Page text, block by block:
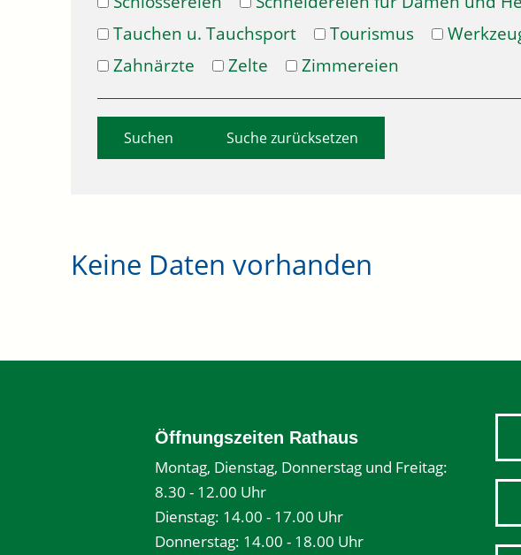
Tauchen u. Tauchsport
Tourismus
Zahnärzte
Zelte Zimmereien
Suche zurücksetzen
Keine Daten vorhanden
Öffnungszeiten Rathaus
Montag, Dienstag, Donnerstag und Freitag:
8.30 - 12.00 Uhr
Dienstag: 14.00 - 17.00 Uhr
Donnerstag: 14.00 - 18.00 Uhr